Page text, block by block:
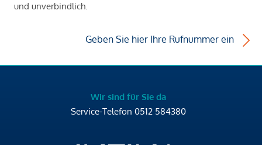
und unverbindlich.
Geben Sie hier Ihre Rufnummer ein
Wir sind für Sie da
Service-Telefon 0512 584380